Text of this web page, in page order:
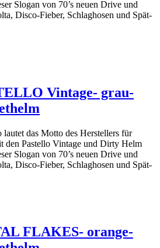
Slogan von 70’s neuen Drive und
Disco-Fieber, Schlaghosen und Spät-
Vintage- grau-
lautet das Motto des Herstellers für
den Pastello Vintage und Dirty Helm
Slogan von 70’s neuen Drive und
Disco-Fieber, Schlaghosen und Spät-
FLAKES- orange-